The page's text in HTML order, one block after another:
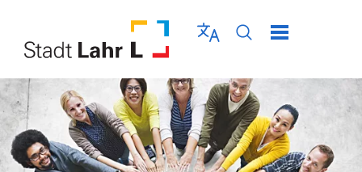
Sprache wählen
Seiten-Suche
Menü schließen